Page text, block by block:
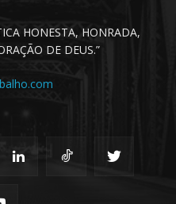
HONESTA, HONRADA,
DE DEUS.”